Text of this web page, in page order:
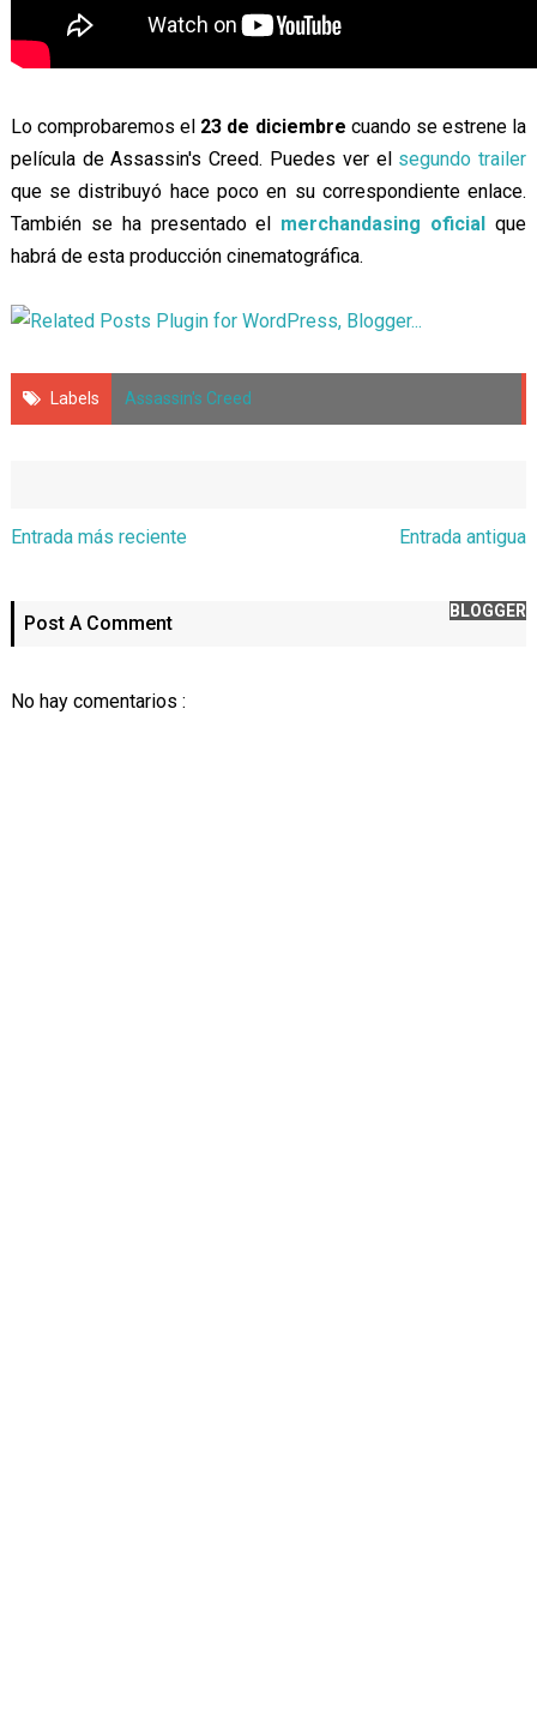
Lo comprobaremos el 23 de diciembre cuando se estrene la
película de Assassin's Creed. Puedes ver el segundo trailer
que se distribuyó hace poco en su correspondiente enlace.
También se ha presentado el merchandasing oficial
que
habrá de esta producción cinematográfica.
Labels Assassin's Creed
Entrada más reciente Entrada antigua
Post A Comment
BLOGGER
No hay comentarios :